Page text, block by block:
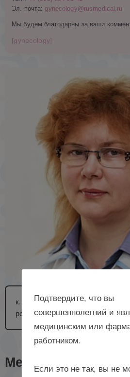
Эл. почта: gynecology@rusmedical.ru
Мы будем благодарны за ваши
[gynecology]
к. м. н., врач-генетик отделения
репродуктивного здоровья
Мероприятия с
Подтвердите, что вы
совершеннолетний и
медицинским или
работником.
Если это не так, вы не